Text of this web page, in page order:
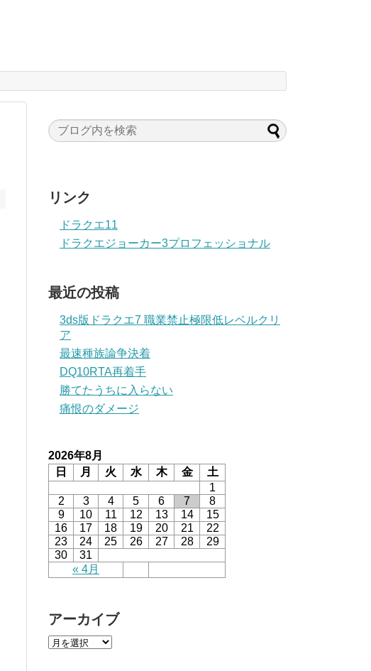
リンク
ドラクエ11
ドラクエジョーカー3プロフェッショナル
最近の投稿
3ds版ドラクエ7 職業禁止極限低レベルクリ
ア
最速種族論争決着
DQ10RTA再着手
勝てたうちに入らない
痛恨のダメージ
2026年8月
日
月 火 水 木 金 土
« 4月
1
2
3 4 5 6 7
8
9
10 11 12 13 14
15
16
17 18 19 20 21
22
23
24 25 26 27 28
29
30
31
アーカイブ